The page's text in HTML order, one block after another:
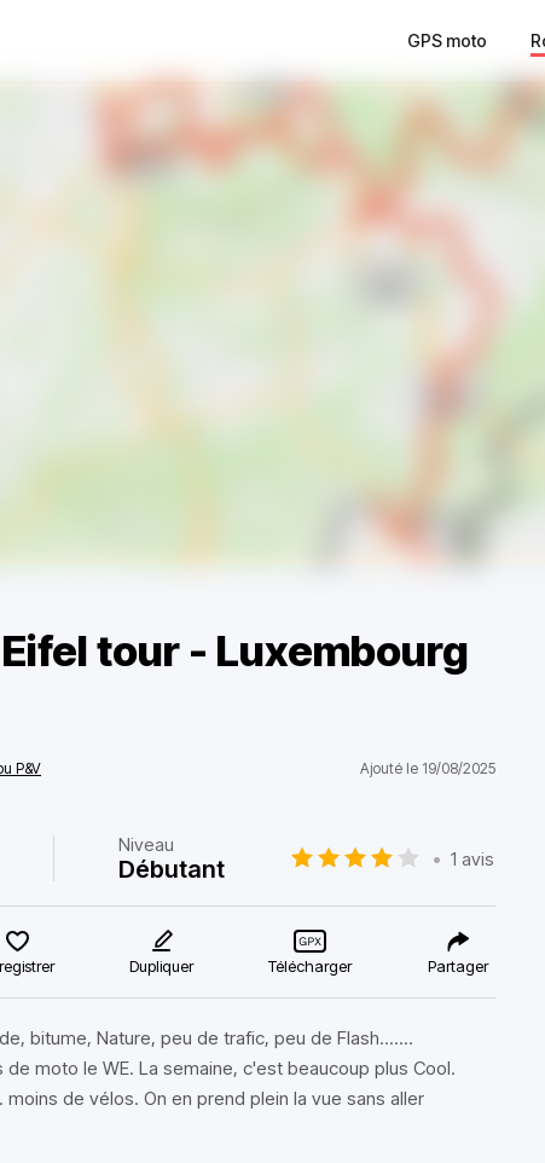
GPS moto
tour - Luxembourg
P&V Ajouté le 19/08/2025
Niveau
Débutant • 1 avis
Dupliquer Télécharger Partager
bitume, Nature, peu de trafic, peu de Flash.......
moto le WE. La semaine, c'est beaucoup plus Cool.
de vélos. On en prend plein la vue sans aller